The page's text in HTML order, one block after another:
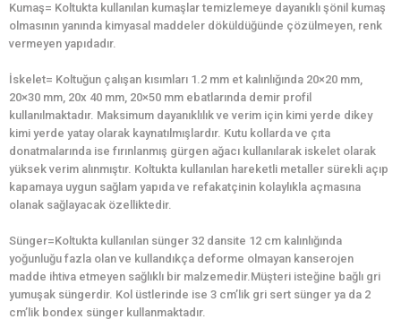
Kumaş= Koltukta kullanılan kumaşlar temizlemeye dayanıklı şönil kumaş
olmasının yanında kimyasal maddeler döküldüğünde çözülmeyen, renk
vermeyen yapıdadır.
İskelet= Koltuğun çalışan kısımları 1.2 mm et kalınlığında 20×20 mm,
20×30 mm, 20x 40 mm, 20×50 mm ebatlarında demir profil
kullanılmaktadır. Maksimum dayanıklılık ve verim için kimi yerde dikey
kimi yerde yatay olarak kaynatılmışlardır. Kutu kollarda ve çıta
donatmalarında ise fırınlanmış gürgen ağacı kullanılarak iskelet olarak
yüksek verim alınmıştır. Koltukta kullanılan hareketli metaller sürekli açıp
kapamaya uygun sağlam yapıda ve refakatçinin kolaylıkla açmasına
olanak sağlayacak özelliktedir.
Sünger=Koltukta kullanılan sünger 32 dansite 12 cm kalınlığında
yoğunluğu fazla olan ve kullandıkça deforme olmayan kanserojen
madde ihtiva etmeyen sağlıklı bir malzemedir.Müşteri isteğine bağlı gri
yumuşak süngerdir. Kol üstlerinde ise 3 cm’lik gri sert sünger ya da 2
cm’lik bondex sünger kullanmaktadır.